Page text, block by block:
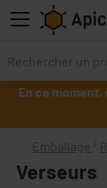
Skip to main
En ce
Emballage
Verseurs